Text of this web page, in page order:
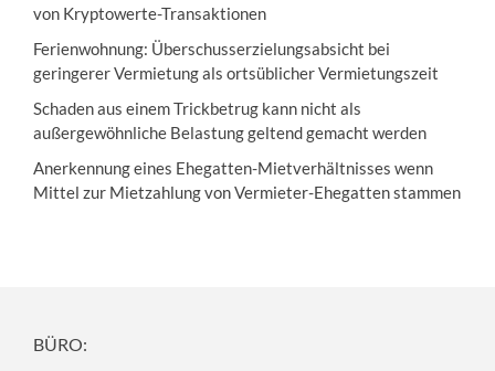
von Kryptowerte-Transaktionen
Ferienwohnung: Überschusserzielungsabsicht bei
geringerer Vermietung als ortsüblicher Vermietungszeit
Schaden aus einem Trickbetrug kann nicht als
außergewöhnliche Belastung geltend gemacht werden
Anerkennung eines Ehegatten-Mietverhältnisses wenn
Mittel zur Mietzahlung von Vermieter-Ehegatten stammen
BÜRO: